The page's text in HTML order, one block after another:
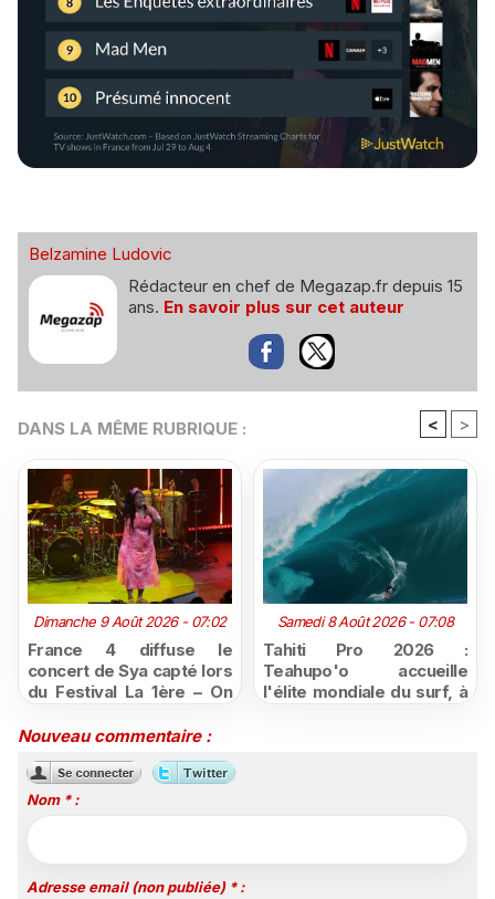
Belzamine Ludovic
Rédacteur en chef de Megazap.fr depuis 15
ans. En savoir plus sur cet auteur
DANS LA MÊME RUBRIQUE : < >
Dimanche 9 Août 2026 - 07:02
France 4 diffuse le
concert de Sya capté lors
du Festival La 1ère – On
Samedi 8 Août 2026 - 07:08
Tahiti Pro 2026 :
Teahupo'o accueille
l'élite mondiale du surf, à
Nouveau commentaire :
Nom * :
Adresse email (non publiée) * :